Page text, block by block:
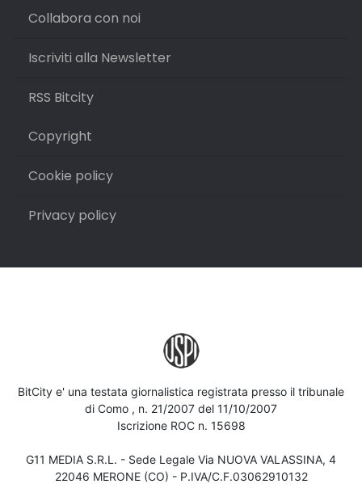
Collabora con noi
Iscriviti alla Newsletter
RSS Bitcity
Copyright
Cookie policy
Privacy policy
BitCity e' una testata giornalistica registrata presso il tribunale
di Como , n. 21/2007 del 11/10/2007
Iscrizione ROC n. 15698
G11 MEDIA S.R.L. - Sede Legale Via NUOVA VALASSINA, 4
22046 MERONE (CO) - P.IVA/C.F.03062910132